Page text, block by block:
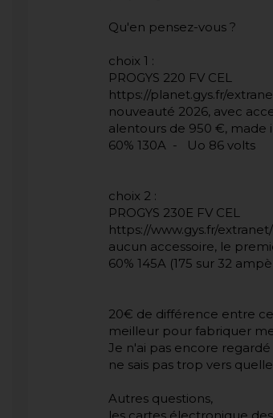
Qu'en pensez-vous ?
choix 1 :
PROGYS 220 FV CEL
https://planet.gys.fr/
nouveauté 2026, avec
alentours de 950 €, made
60% 130A - Uo 86 volts
choix 2 :
PROGYS 230E FV CEL
https://www.gys.fr/
aucun accessoire, le
60% 145A (175 sur 32
20€ de différence entre
meilleur pour fabriquer
Je n'ai pas encore
ne sais pas trop vers
Autres questions,
les cartes électronique